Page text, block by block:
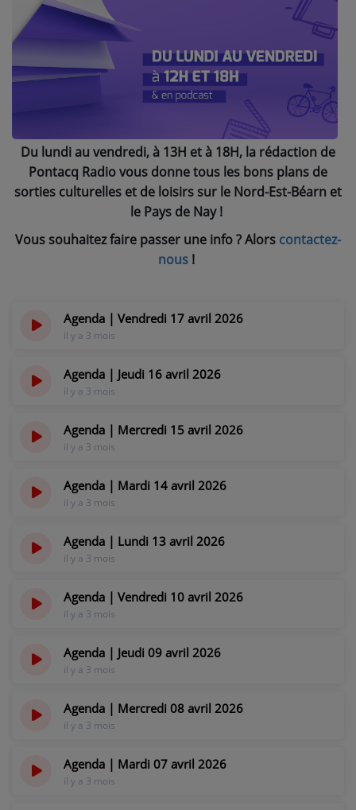
NOS PROGRAMMES COURTS
ARCHIVES - SAISONS PASSÉES
VOS ÉMISSIONS EN IMAGES
ANNONCEURS & ESPACE PRO
VOTRE PUBLICITÉ SUR PONTACQ RADIO
ÉDUCATION AUX MÉDIAS ET À
ÉCOUTEZ LES PRODUCTIONS
PARTICIPEZ
RECRUTEMENT
L'ŒIL DE L'OIE | PRÉSENTATION
VIDÉOS | L’ŒIL DE L'OIE
VIDÉOS | JEUX
PARTENAIRES
CONTACT
Du lundi au vendredi, à 13H et à 18H, la rédaction de
Pontacq Radio vous donne tous les bons plans de
sorties culturelles et de loisirs sur le Nord-Est-Béarn et
le Pays de Nay !
Vous souhaitez faire passer une info ? Alors contactez-
nous !
Agenda | Vendredi 17 avril 2026
il y a 3 mois
Agenda | Jeudi 16 avril 2026
il y a 3 mois
Agenda | Mercredi 15 avril 2026
il y a 3 mois
Agenda | Mardi 14 avril 2026
il y a 3 mois
Agenda | Lundi 13 avril 2026
il y a 3 mois
Agenda | Vendredi 10 avril 2026
il y a 3 mois
Agenda | Jeudi 09 avril 2026
il y a 3 mois
Agenda | Mercredi 08 avril 2026
il y a 3 mois
Agenda | Mardi 07 avril 2026
il y a 3 mois